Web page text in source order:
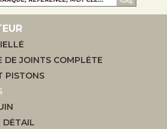
DE JOINTS COMPLÈTE
PISTONS
DÉTAIL